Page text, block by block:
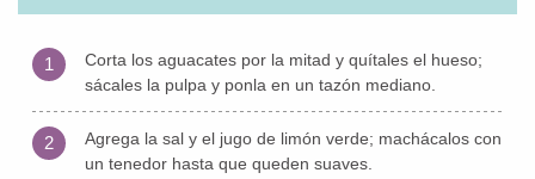
1
Corta los aguacates por la mitad y quítales el hueso;
sácales la pulpa y ponla en un tazón mediano.
2
Agrega la sal y el jugo de limón verde; machácalos con
un tenedor hasta que queden suaves.